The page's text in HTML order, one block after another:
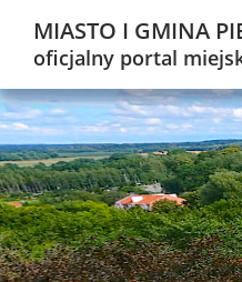
MIASTO I GMINA
oficjalny portal